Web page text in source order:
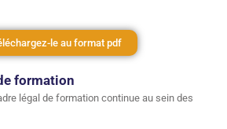
le au format pdf
formation
légal de formation continue au sein des